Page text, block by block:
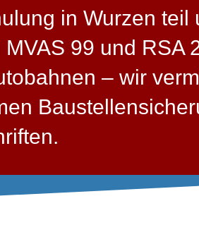
in Wurzen teil
99 und RSA
– wir